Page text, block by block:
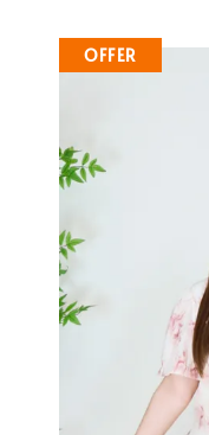
OFFER